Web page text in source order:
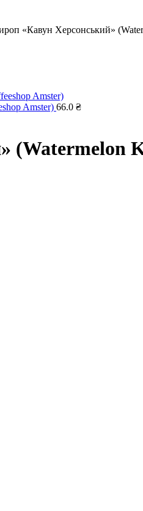
«Кавун Херсонський»
Amster) 66.0 ₴
(Watermelon